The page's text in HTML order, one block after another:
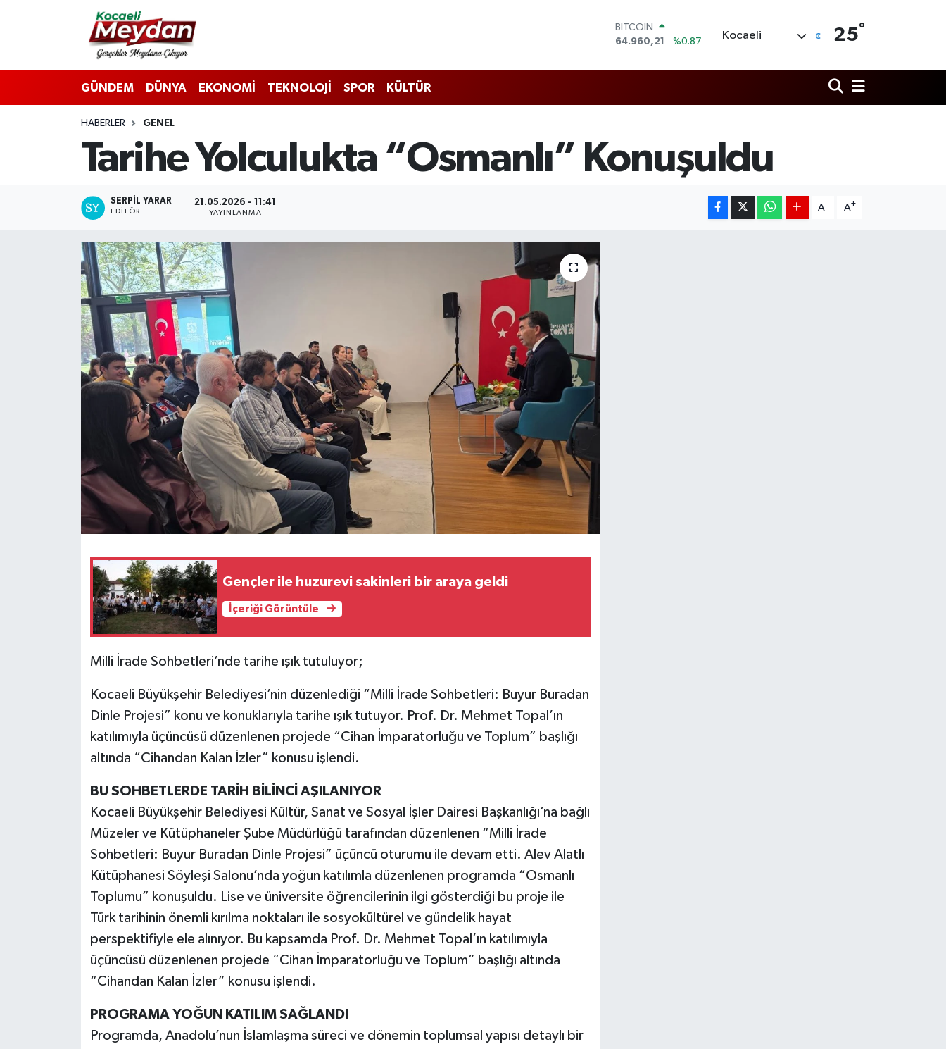
64.960,21
DOLAR
EURO
BİST100
13.779
%-14
Kocaeli 25°
GÜNDEM DÜNYA EKONOMİ TEKNOLOJİ SPOR KÜLTÜR
HABERLER GENEL
Tarihe Yolculukta “Osmanlı” Konuşuldu
SERPİL YARAR
EDITÖR
21.05.2026 - 11:41
YAYINLANMA
A- A+
Gençler ile huzurevi sakinleri bir araya geldi
İçeriği Görüntüle
Milli İrade Sohbetleri’nde tarihe ışık tutuluyor;
Kocaeli Büyükşehir Belediyesi’nin düzenlediği “Milli İrade Sohbetleri: Buyur Buradan
Dinle Projesi” konu ve konuklarıyla tarihe ışık tutuyor. Prof. Dr. Mehmet Topal’ın
katılımıyla üçüncüsü düzenlenen projede “Cihan İmparatorluğu ve Toplum” başlığı
altında “Cihandan Kalan İzler” konusu işlendi.
BU SOHBETLERDE TARİH BİLİNCİ AŞILANIYOR
Kocaeli Büyükşehir Belediyesi Kültür, Sanat ve Sosyal İşler Dairesi Başkanlığı’na bağlı
Müzeler ve Kütüphaneler Şube Müdürlüğü tarafından düzenlenen “Milli İrade
Sohbetleri: Buyur Buradan Dinle Projesi” üçüncü oturumu ile devam etti. Alev Alatlı
Kütüphanesi Söyleşi Salonu’nda yoğun katılımla düzenlenen programda “Osmanlı
Toplumu” konuşuldu. Lise ve üniversite öğrencilerinin ilgi gösterdiği bu proje ile
Türk tarihinin önemli kırılma noktaları ile sosyokültürel ve gündelik hayat
perspektifiyle ele alınıyor. Bu kapsamda Prof. Dr. Mehmet Topal’ın katılımıyla
üçüncüsü düzenlenen projede “Cihan İmparatorluğu ve Toplum” başlığı altında
“Cihandan Kalan İzler” konusu işlendi.
PROGRAMA YOĞUN KATILIM SAĞLANDI
Programda, Anadolu’nun İslamlaşma süreci ve dönemin toplumsal yapısı detaylı bir
Nöbetçi Eczaneler
Hava Durumu
Trafik Durumu
Süper Lig Puan Durumu ve Fikstür
Tüm Manşetler
Haber Arşivi